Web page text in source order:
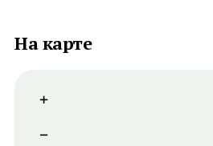
На карте
+
−